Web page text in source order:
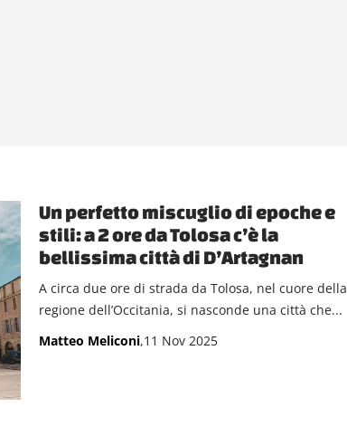
Un perfetto miscuglio di epoche e
stili: a 2 ore da Tolosa c’è la
bellissima città di D’Artagnan
A circa due ore di strada da Tolosa, nel cuore della
regione dell’Occitania, si nasconde una città che...
Matteo Meliconi,11 Nov 2025